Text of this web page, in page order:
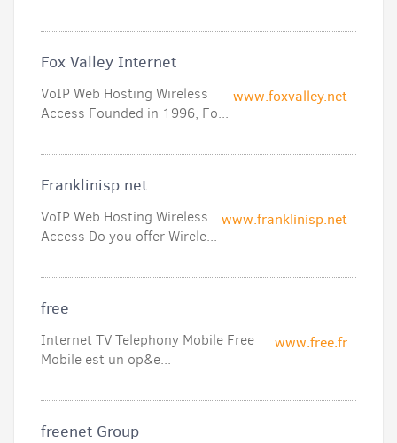
Fox Valley Internet
www.foxvalley.net
VoIP Web Hosting Wireless
Access Founded in 1996, Fo...
Franklinisp.net
www.franklinisp.net
VoIP Web Hosting Wireless
Access Do you offer Wirele...
free
www.free.fr
Internet TV Telephony Mobile Free
Mobile est un op&e...
freenet Group